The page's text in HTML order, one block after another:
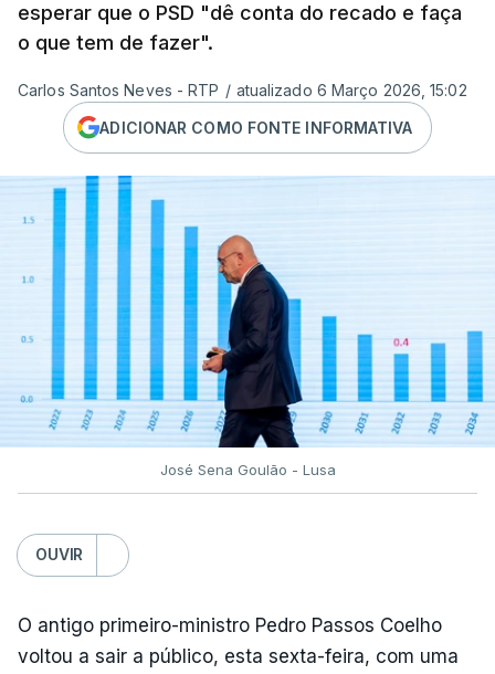
esperar que o PSD "dê conta do recado e faça
o que tem de fazer".
Carlos Santos Neves - RTP / atualizado 6 Março 2026, 15:02
ADICIONAR COMO FONTE INFORMATIVA
José Sena Goulão - Lusa
OUVIR
O antigo primeiro-ministro Pedro Passos Coelho
voltou a sair a público, esta sexta-feira, com uma